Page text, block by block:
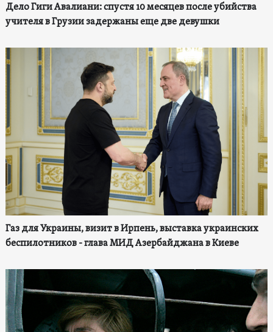
Дело Гиги Авалиани: спустя 10 месяцев после убийства
учителя в Грузии задержаны еще две девушки
Газ для Украины, визит в Ирпень, выставка украинских
беспилотников - глава МИД Азербайджана в Киеве